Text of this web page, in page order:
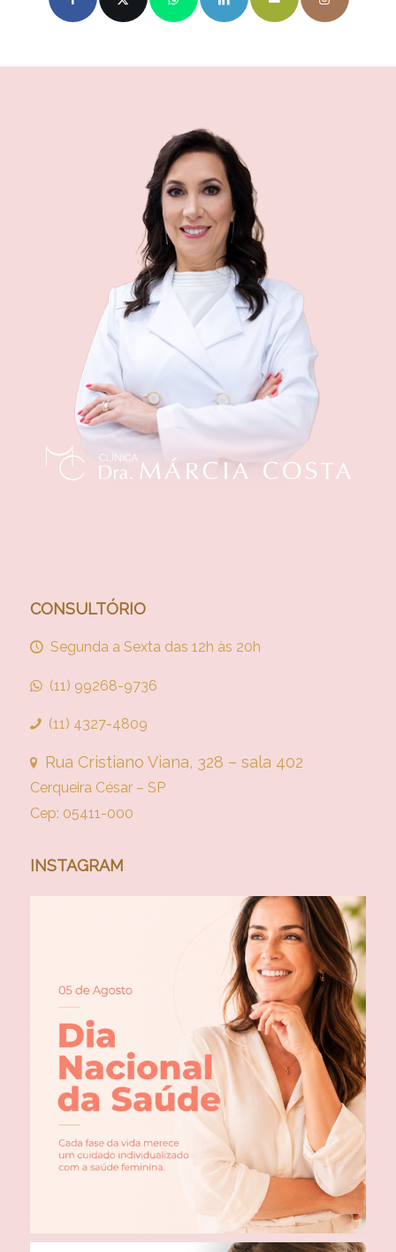
CONSULTÓRIO
Segunda a Sexta das 12h às 20h
(11) 99268-9736
(11) 4327-4809
Rua Cristiano Viana, 328 – sala 402
Cerqueira César – SP
Cep: 05411-000
INSTAGRAM